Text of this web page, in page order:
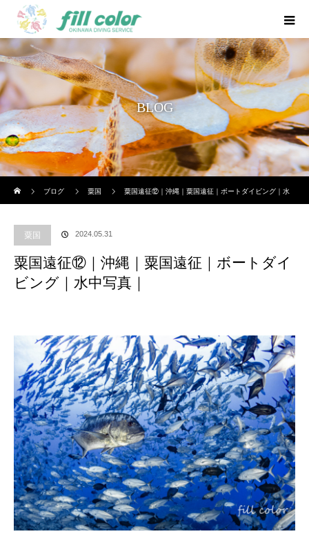
BLOG
ブログ
粟国 粟国遠征⑫｜沖縄｜粟国遠征｜ボートダイビング｜水
粟国 2024.05.31
粟国遠征⑫｜沖縄｜粟国遠征｜ボートダイ
ビング｜水中写真｜